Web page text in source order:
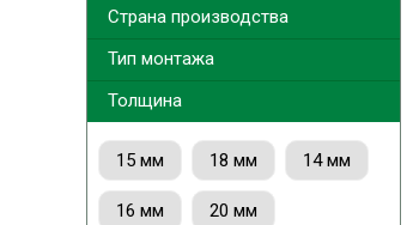
Страна производства
Тип монтажа
Толщина
15 мм 18 мм 14 мм
16 мм 20 мм